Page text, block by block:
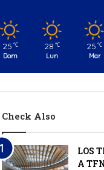
25 ℃
Dom
28 ℃
Lun
25 ℃
Mar
Check Also
LOS
A